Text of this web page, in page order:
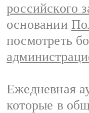
российского
основании
посмотреть
Ежедневная
которые в